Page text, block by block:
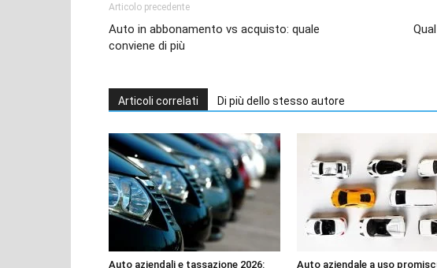
Articolo precedente
Auto in abbonamento vs acquisto: quale
conviene di più
Articoli correlati Di più dello stesso autore
Auto aziendali e tassazione 2026: Auto aziendale a uso